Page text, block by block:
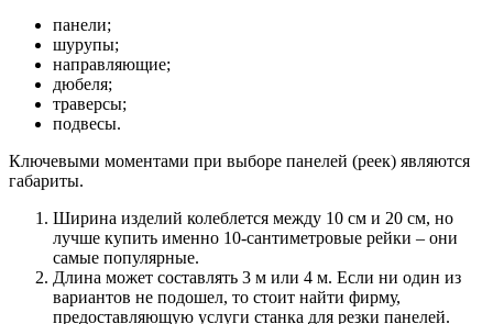
панели;
шурупы;
направляющие;
дюбеля;
траверсы;
подвесы.
Ключевыми моментами при выборе панелей (реек) являются
габариты.
Ширина изделий колеблется между 10 см и 20 см, но
лучше купить именно 10-сантиметровые рейки – они
самые популярные.
Длина может составлять 3 м или 4 м. Если ни один из
вариантов не подошел, то стоит найти фирму,
предоставляющую услуги станка для резки панелей.